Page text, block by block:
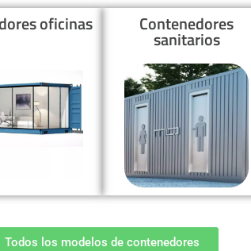
oficinas Contenedores
sanitarios
Todos los modelos de contenedores